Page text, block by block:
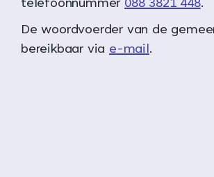
telefoonnummer 088 3821 448.
De woordvoerder van de
bereikbaar via e-mail.